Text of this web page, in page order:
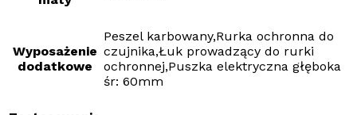
Wyposażenie
dodatkowe
Peszel karbowany,Rurka ochronna do
czujnika,Łuk prowadzący do rurki
ochronnej,Puszka elektryczna głęboka
śr: 60mm